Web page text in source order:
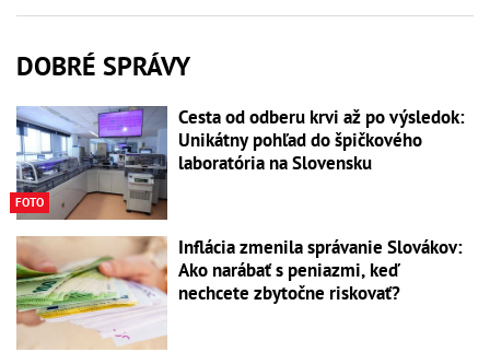
DOBRÉ SPRÁVY
FOTO
Cesta od odberu krvi až po výsledok:
Unikátny pohľad do špičkového
laboratória na Slovensku
Inflácia zmenila správanie Slovákov:
Ako narábať s peniazmi, keď
nechcete zbytočne riskovať?